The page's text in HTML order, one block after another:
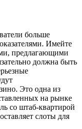
больше
Имейте
предлагающими
должна быть
Это одна из
на рынке
со штаб-квартирой
слоты для